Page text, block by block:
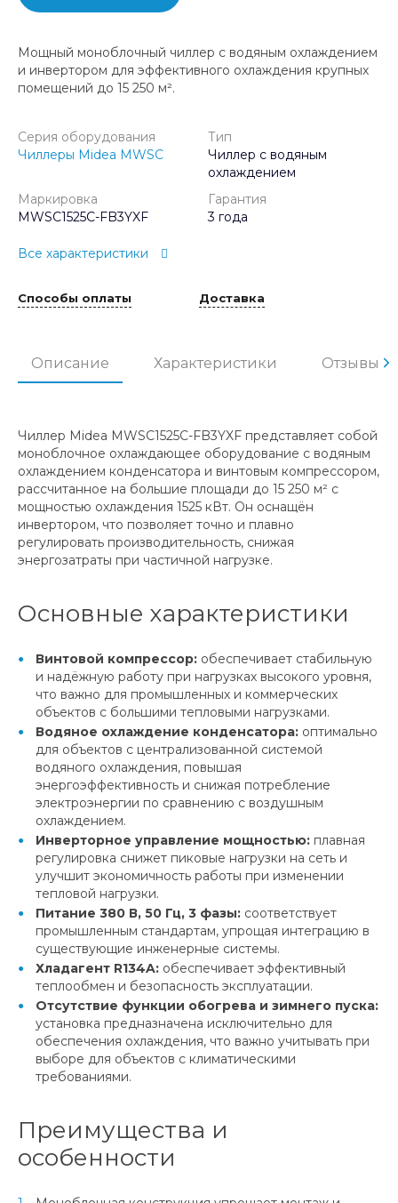
Мощный моноблочный чиллер с водяным охлаждением
и инвертором для эффективного охлаждения крупных
помещений до 15 250 м².
Серия оборудования
Чиллеры Midea MWSC
Тип
Чиллер с водяным
охлаждением
Маркировка
MWSC1525C-FB3YXF
Гарантия
3 года
Все характеристики
Способы оплаты Доставка
Описание Характеристики Отзывы
Чиллер Midea MWSC1525C-FB3YXF представляет собой
моноблочное охлаждающее оборудование с водяным
охлаждением конденсатора и винтовым компрессором,
рассчитанное на большие площади до 15 250 м² с
мощностью охлаждения 1525 кВт. Он оснащён
инвертором, что позволяет точно и плавно
регулировать производительность, снижая
энергозатраты при частичной нагрузке.
Основные характеристики
Винтовой компрессор: обеспечивает стабильную
и надёжную работу при нагрузках высокого уровня,
что важно для промышленных и коммерческих
объектов с большими тепловыми нагрузками.
Водяное охлаждение конденсатора: оптимально
для объектов с централизованной системой
водяного охлаждения, повышая
энергоэффективность и снижая потребление
электроэнергии по сравнению с воздушным
охлаждением.
Инверторное управление мощностью: плавная
регулировка снижет пиковые нагрузки на сеть и
улучшит экономичность работы при изменении
тепловой нагрузки.
Питание 380 В, 50 Гц, 3 фазы: соответствует
промышленным стандартам, упрощая интеграцию в
существующие инженерные системы.
Хладагент R134A: обеспечивает эффективный
теплообмен и безопасность эксплуатации.
Отсутствие функции обогрева и зимнего пуска:
установка предназначена исключительно для
обеспечения охлаждения, что важно учитывать при
выборе для объектов с климатическими
требованиями.
Преимущества и
особенности